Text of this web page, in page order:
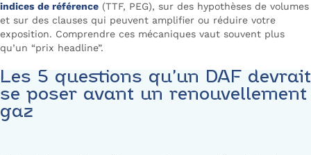
indices de référence (TTF, PEG), sur des hypothèses de volumes
et sur des clauses qui peuvent amplifier ou réduire votre
exposition. Comprendre ces mécaniques vaut souvent plus
qu’un “prix headline”.
Les 5 questions qu’un DAF devrait
se poser avant un renouvellement
gaz